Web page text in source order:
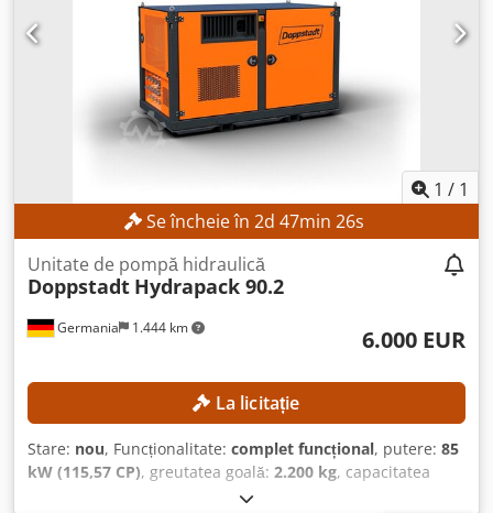
1 / 1
Se încheie în 2d 47min 24s
Germania 1.444 km
Unitate de pompă hidraulică
Doppstadt Hydrapack 90.2
6.000 EUR
La licitație
Stare: nou, Funcționalitate: complet funcțional, putere: 85
kW (115,57 CP), greutatea goală: 2.200 kg, capacitatea
rezervorului de combustibil:200 l